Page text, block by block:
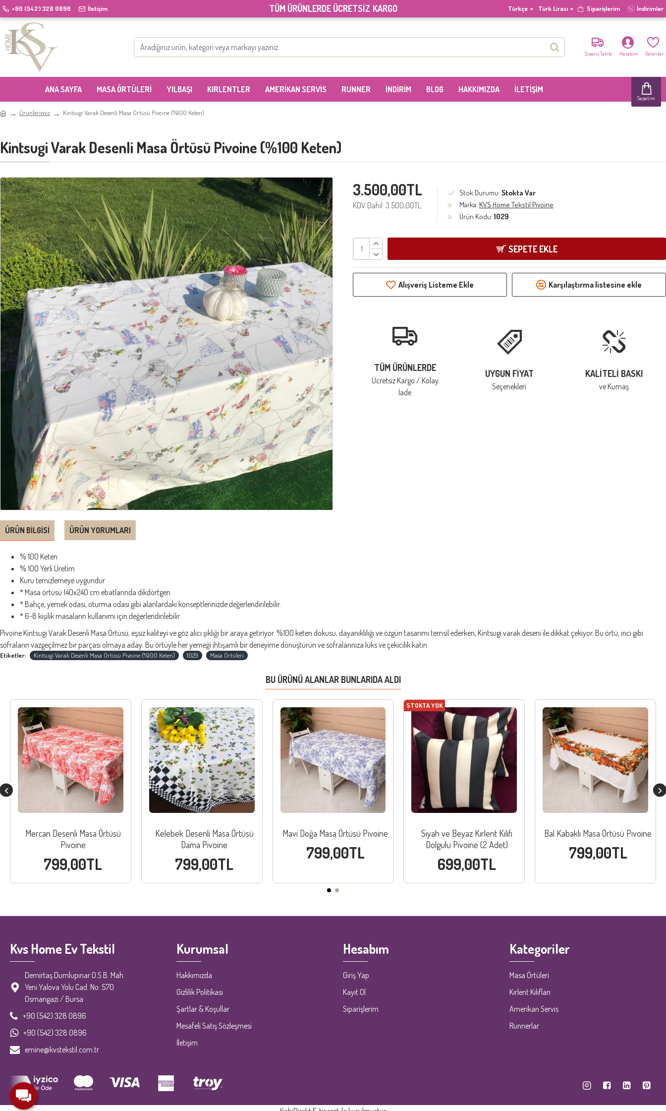
+90 (542) 328 0896 İletişim TÜM ÜRÜNLERDE ÜCRETSİZ KARGO Türkçe Türk Lirası Siparişlerim İndirimler
Sipariş Takibi Hesabım Favoriler
ANA SAYFA MASA ÖRTÜLERI YILBAŞI KIRLENTLER AMERİKAN SERVİS RUNNER İNDİRİM BLOG HAKKIMIZDA İLETIŞIM
Sepetim
Ürünlerimiz Kintsugi Varak Desenli Masa Örtüsü Pivoine (%100 Keten)
Kintsugi Varak Desenli Masa Örtüsü Pivoine (%100 Keten)
3.500,00TL
KDV Dahil: 3.500,00TL
Stok Durumu: Stokta Var
Marka: KVS Home Tekstil Pivoine
Ürün Kodu: 1029
SEPETE EKLE
Alışveriş Listeme Ekle Karşılaştırma listesine ekle
TÜM ÜRÜNLERDE
Ücretsiz Kargo / Kolay
İade
UYGUN FIYAT
Seçenekleri
KALITELI BASKI
ve Kumaş
ÜRÜN BILGISI ÜRÜN YORUMLARI
% 100 Keten
% 100 Yerli Üretim
Kuru temizlemeye uygundur
* Masa örtüsü 140x240 cm ebatlarında dikdörtgen
* Bahçe, yemek odası, oturma odası gibi alanlardaki konseptlerinizde değerlendirilebilir.
* 6-8 kişilik masaların kullanımı için değerlendirilebilir.
Pivoine Kintsugi Varak Desenli Masa Örtüsü, eşsiz kaliteyi ve göz alıcı şıklığı bir araya getiriyor. %100 keten dokusu, dayanıklılığı ve özgün tasarımı temsil ederken, Kintsugi varak deseni ile dikkat çekiyor. Bu örtü, inci gibi
sofraların vazgeçilmez bir parçası olmaya aday. Bu örtüyle her yemeği ihtişamlı bir deneyime dönüştürün ve sofralarınıza lüks ve çekicilik katın.
Etiketler: Kintsugi Varak Desenli Masa Örtüsü Pivoine (%100 Keten) 1029 Masa Örtüleri
BU ÜRÜNÜ ALANLAR BUNLARIDA ALDI
Mercan Desenli Masa Örtüsü
Pivoine
799,00TL
Kelebek Desenli Masa Örtüsü
Dama Pivoine
799,00TL
Mavi Doğa Masa Örtüsü Pivoine
799,00TL
STOKTA YOK
Siyah ve Beyaz Kırlent Kılıfı
Dolgulu Pivoine (2 Adet)
699,00TL
Bal Kabaklı Masa Örtüsü Pivoine
799,00TL
Kvs Home Ev Tekstil
Demirtaş Dumlupınar O.S.B. Mah.
Yeni Yalova Yolu Cad. No: 570
Osmangazi / Bursa
+90 (542) 328 0896
+90 (542) 328 0896
emine@kvstekstil.com.tr
Kurumsal
Hakkımızda
Gizlilik Politikası
Şartlar & Koşullar
Mesafeli Satış Sözleşmesi
İletişim
Hesabım
Giriş Yap
Kayıt Ol
Siparişlerim
Kategoriler
Masa Örtüleri
Kırlent Kılıfları
Amerikan Servis
Runnerlar